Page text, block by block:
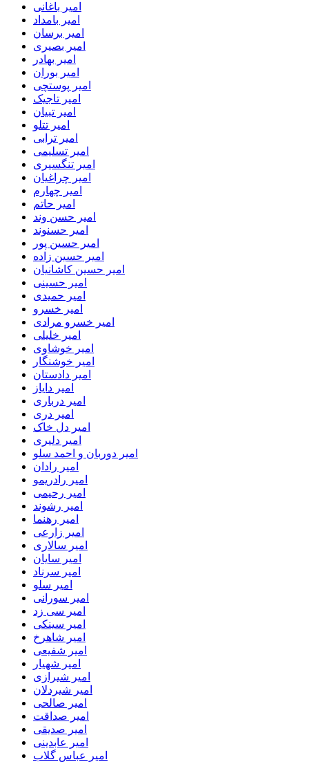
امیر باغانی
امیر بامداد
امیر برسان
امیر بصیری
امیر بهادر
امیر بوران
امیر پوستچی
امیر تاجیک
امیر تبیان
امیر تتلو
امیر ترابی
امیر تسلیمی
امیر تنگسیری
امیر چراغیان
امیر چهارم
امیر حاتم
امیر حسن وند
امیر حسنوند
امیر حسین پور
امیر حسین زاده
امیر حسین کاشانیان
امیر حسینی
امیر حمیدی
امیر خسرو
امیر خسرو مرادی
امیر خلیلی
امیر خوشاوی
امیر خوشنگار
امیر دادستان
امیر دایاز
امیر درباری
امیر دری
امیر دل خاک
امیر دلیری
امیر دوربان و احمد سلو
امیر رادان
امیر رادریمو
امیر رحیمی
امیر رشوند
امیر رهنما
امیر زارعی
امیر سالاری
امیر سایان
امیر سرناد
امیر سلو
امیر سورانی
امیر سی زد
امیر سینکی
امیر شاهرخ
امیر شفیعی
امیر شهیار
امیر شیرازی
امیر شیردلان
امیر صالحی
امیر صداقت
امیر صدیقی
امیر عابدینی
امیر عباس گلاب